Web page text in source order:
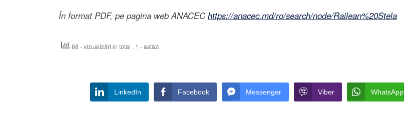
În format PDF, pe pagina web ANACEC https://anacec.md/ro/search/node/Railean%20Stela
68 - vizualizări în total , 1 - astăzi
LinkedIn Facebook Messenger Viber WhatsApp